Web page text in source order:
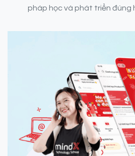
pháp học và phát triển đúng